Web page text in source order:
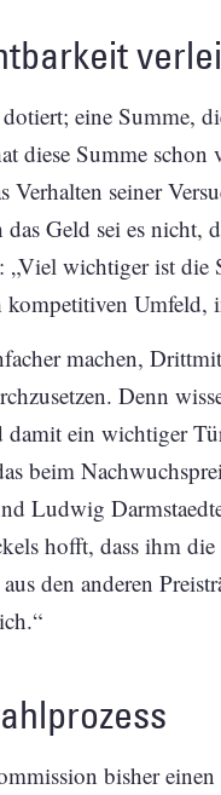
eine Summe,
diese Summe
Verhalten seiner
Geld sei es nicht,
wichtiger ist die
Umfeld,
machen,
Denn
ein wichtiger
beim
Ludwig
hofft, dass ihm
den anderen
bisher